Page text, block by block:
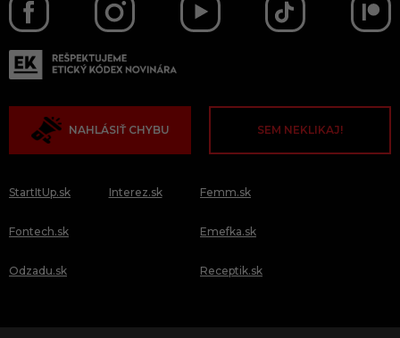
NAHLÁSIŤ CHYBU SEM NEKLIKAJ!
StartItUp.sk
Fontech.sk
Odzadu.sk
Interez.sk Femm.sk
Emefka.sk
Receptik.sk